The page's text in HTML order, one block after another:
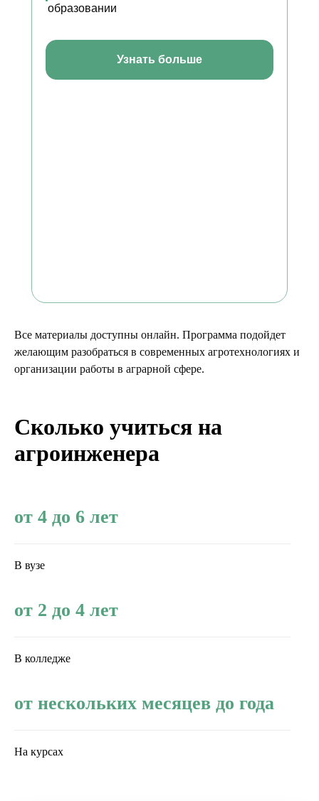
образовании
Узнать больше
Все материалы доступны онлайн. Программа подойдет
желающим разобраться в современных агротехнологиях и
организации работы в аграрной сфере.
Сколько учиться на
агроинженера
от 4 до 6 лет
В вузе
от 2 до 4 лет
В колледже
от нескольких месяцев до года
На курсах